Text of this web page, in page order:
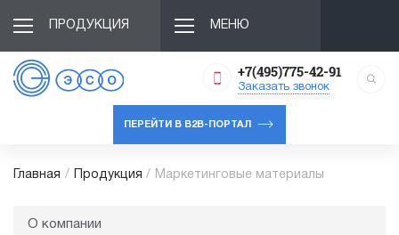
ПРОДУКЦИЯ МЕНЮ
+7(495)775-42-91
Заказать звонок
ПЕРЕЙТИ В B2B-ПОРТАЛ
Главная / Продукция / Маркетинговые материалы
О компании